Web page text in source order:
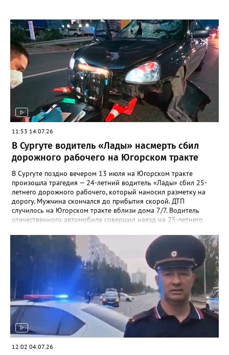
11:53 14.07.26
В Сургуте водитель «Лады» насмерть сбил
дорожного рабочего на Югорском тракте
В Сургуте поздно вечером 13 июля на Югорском тракте
произошла трагедия — 24-летний водитель «Лады» сбил 25-
летнего дорожного рабочего, который наносил разметку на
дорогу. Мужчина скончался до прибытия скорой. ДТП
случилось на Югорском тракте вблизи дома 7/7. Водитель
отечественного автомобиля совершил наезд на 25-летнего
наносил разметку на проезжую часть. Бригада скорой,
вызванная на место, не успела помочь — мужчина погиб до
прибытия медиков.
12:02 04.07.26